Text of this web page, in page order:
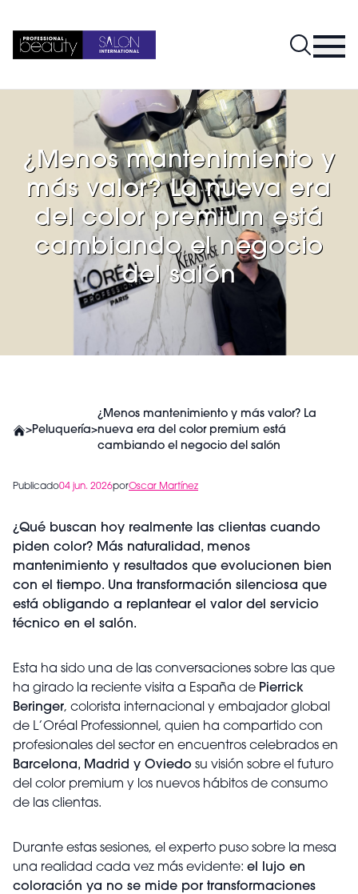
¿Menos mantenimiento y
más valor? La nueva era
del color premium está
cambiando el negocio
del salón
>Peluquería>
¿Menos mantenimiento y más valor? La
nueva era del color premium está
cambiando el negocio del salón
Publicado04 jun. 2026porOscar Martínez
¿Qué buscan hoy realmente las clientas cuando
piden color? Más naturalidad, menos
mantenimiento y resultados que evolucionen bien
con el tiempo. Una transformación silenciosa que
está obligando a replantear el valor del servicio
técnico en el salón.
Esta ha sido una de las conversaciones sobre las que
ha girado la reciente visita a España de Pierrick
Beringer, colorista internacional y embajador global
de L’Oréal Professionnel, quien ha compartido con
profesionales del sector en encuentros celebrados en
Barcelona, Madrid y Oviedo su visión sobre el futuro
del color premium y los nuevos hábitos de consumo
de las clientas.
Durante estas sesiones, el experto puso sobre la mesa
una realidad cada vez más evidente: el lujo en
coloración ya no se mide por transformaciones